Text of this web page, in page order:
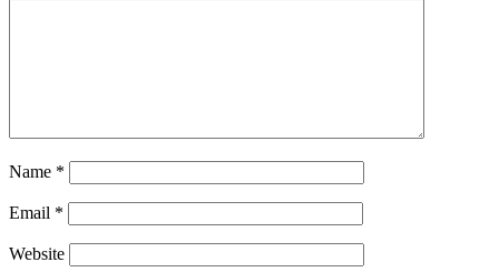
Name *
Email *
Website